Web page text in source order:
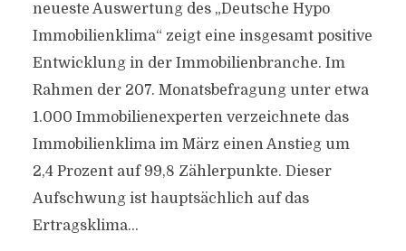
neueste Auswertung des „Deutsche Hypo
Immobilienklima“ zeigt eine insgesamt positive
Entwicklung in der Immobilienbranche. Im
Rahmen der 207. Monatsbefragung unter etwa
1.000 Immobilienexperten verzeichnete das
Immobilienklima im März einen Anstieg um
2,4 Prozent auf 99,8 Zählerpunkte. Dieser
Aufschwung ist hauptsächlich auf das
Ertragsklima...